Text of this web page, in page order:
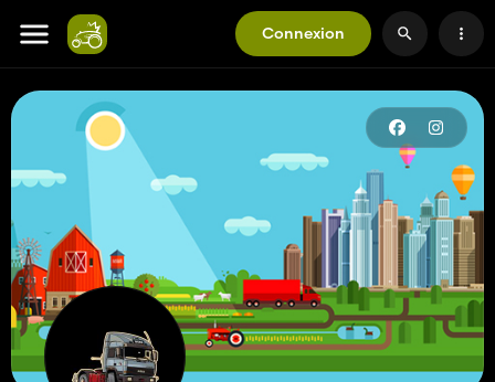
Connexion